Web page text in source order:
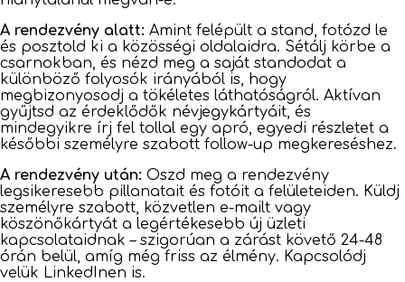
A rendezvény alatt: Amint felépült a stand, fotózd le
és posztold ki a közösségi oldalaidra. Sétálj körbe a
csarnokban, és nézd meg a saját standodat a
különböző folyosók irányából is, hogy
megbizonyosodj a tökéletes láthatóságról. Aktívan
gyűjtsd az érdeklődők névjegykártyáit, és
mindegyikre írj fel tollal egy apró, egyedi részletet a
későbbi személyre szabott follow-up megkereséshez.
A rendezvény után: Oszd meg a rendezvény
legsikeresebb pillanatait és fotóit a felületeiden. Küldj
személyre szabott, közvetlen e-mailt vagy
köszönőkártyát a legértékesebb új üzleti
kapcsolataidnak – szigorúan a zárást követő 24-48
órán belül, amíg még friss az élmény. Kapcsolódj
velük LinkedInen is.